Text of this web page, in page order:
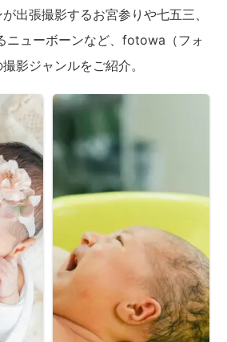
出張撮影するお宮参りや七五三、
ニューボーンなど、fotowa（フォ
撮影ジャンルをご紹介。